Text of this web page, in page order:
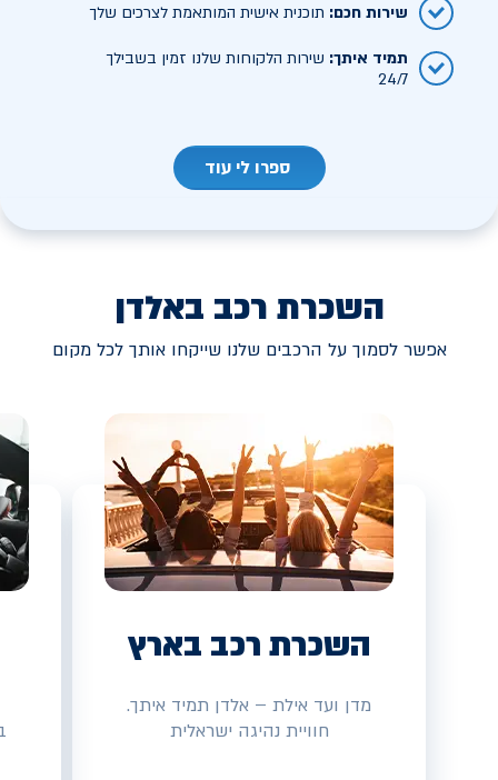
שירות חכם: תוכנית אישית המותאמת לצרכים שלך
תמיד איתך: שירות הלקוחות שלנו זמין בשבילך
24/7
ספרו לי עוד
השכרת רכב באלדן
אפשר לסמוך על הרכבים שלנו שייקחו אותך לכל מקום
השכרת רכב בארץ
מדן ועד אילת – אלדן תמיד איתך.
חוויית נהיגה ישראלית